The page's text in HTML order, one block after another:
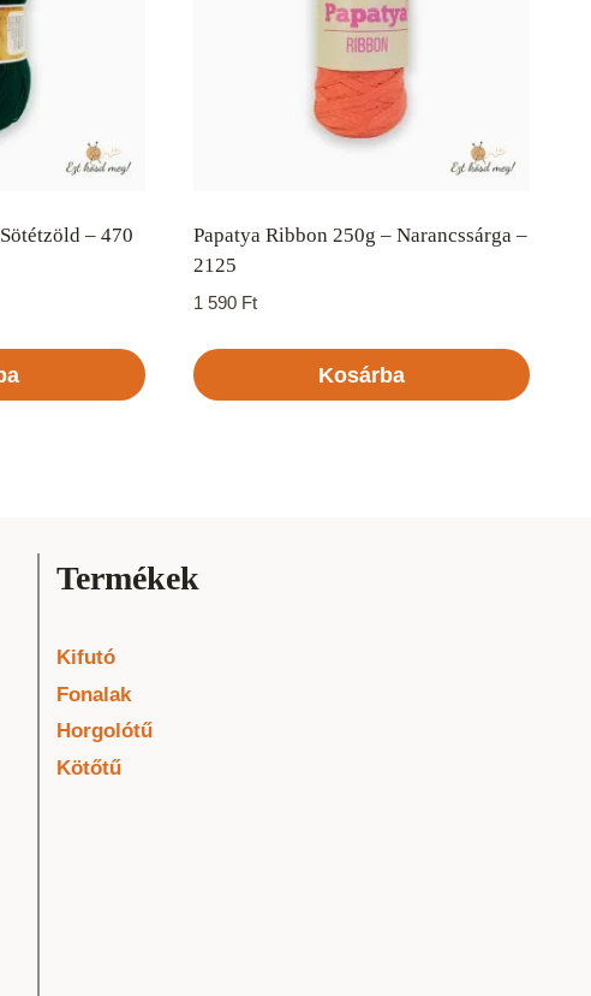
– 470
Papatya Ribbon 250g – Narancssárga –
2125
1 590 Ft
Kosárba
Termékek
Kifutó
Fonalak
Horgolótű
Kötőtű